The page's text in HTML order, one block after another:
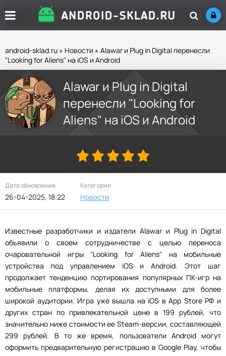
android-sklad.ru » Новости » Alawar и Plug in Digital перенесли
"Looking for Aliens" на iOS и Android
Alawar и Plug in Digital
перенесли "Looking for
Aliens" на iOS и Android
Дата обновления
26-04-2025, 18:22
Категория
Новости
Известные разработчики и издатели Alawar и Plug in Digital
объявили о своем сотрудничестве с целью переноса
очаровательной игры "Looking for Aliens" на мобильные
устройства под управлением iOS и Android. Этот шаг
продолжает тенденцию портирования популярных ПК-игр на
мобильные платформы, делая их доступными для более
широкой аудитории. Игра уже вышла на iOS в App Store РФ и
других стран по привлекательной цене в 199 рублей, что
значительно ниже стоимости ее Steam-версии, составляющей
299 рублей. В то же время, пользователи Android могут
оформить предварительную регистрацию в Google Play, чтобы